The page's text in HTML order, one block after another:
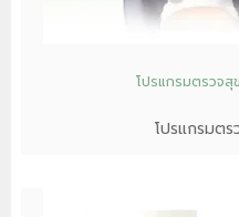
โปรแกรมตรวจสุ
โปรแกรมต